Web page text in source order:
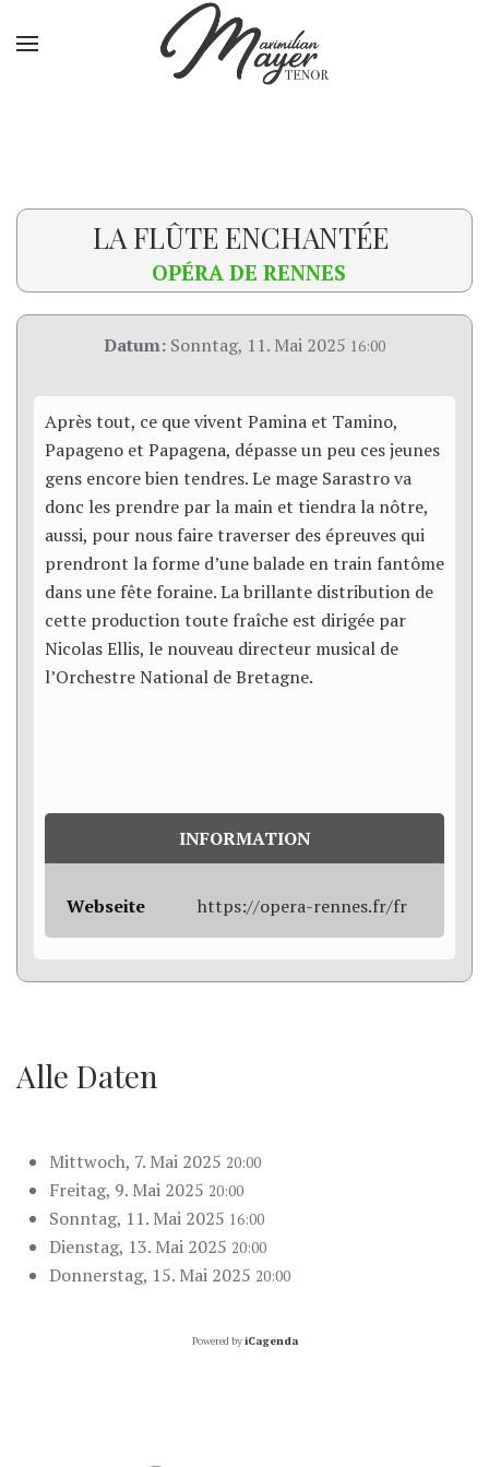
LA FLÛTE ENCHANTÉE
OPÉRA DE RENNES
Datum: Sonntag, 11. Mai 2025 16:00
Après tout, ce que vivent Pamina et Tamino,
Papageno et Papagena, dépasse un peu ces jeunes
gens encore bien tendres. Le mage Sarastro va
donc les prendre par la main et tiendra la nôtre,
aussi, pour nous faire traverser des épreuves qui
prendront la forme d’une balade en train fantôme
dans une fête foraine. La brillante distribution de
cette production toute fraîche est dirigée par
Nicolas Ellis, le nouveau directeur musical de
l’Orchestre National de Bretagne.
INFORMATION
Webseite https://opera-rennes.fr/fr
Alle Daten
Mittwoch, 7. Mai 2025 20:00
Freitag, 9. Mai 2025 20:00
Sonntag, 11. Mai 2025 16:00
Dienstag, 13. Mai 2025 20:00
Donnerstag, 15. Mai 2025 20:00
Powered byiCagenda